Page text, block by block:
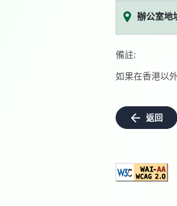
辦公室地
備註:
如果在香港以
返回